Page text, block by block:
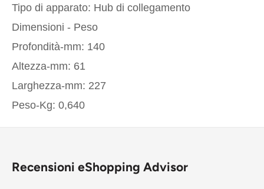
Tipo di apparato: Hub di collegamento
Dimensioni - Peso
Profondità-mm: 140
Altezza-mm: 61
Larghezza-mm: 227
Peso-Kg: 0,640
Recensioni eShopping Advisor